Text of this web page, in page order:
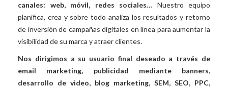
canales: web, móvil, redes sociales… Nuestro equipo
planifica, crea y sobre todo analiza los resultados y retorno
de inversión de campañas digitales en línea para aumentar la
visibilidad de su marca y atraer clientes.
Nos dirigimos a su usuario final deseado a través de
email marketing, publicidad mediante banners,
desarrollo de video, blog marketing, SEM, SEO, PPC,